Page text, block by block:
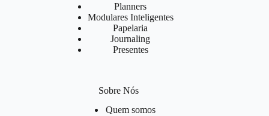
Planners
Modulares Inteligentes
Papelaria
Journaling
Presentes
Sobre Nós
Quem somos